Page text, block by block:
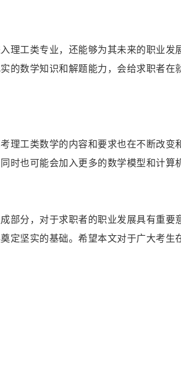
工类专业，还能够为其未来的职业发
的数学知识和解题能力，会给求职者在
理工类数学的内容和要求也在不断改变
也可能会加入更多的数学模型和计算
部分，对于求职者的职业发展具有重要
定坚实的基础。希望本文对于广大考生